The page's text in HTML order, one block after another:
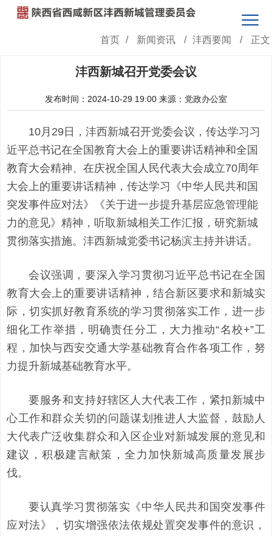
首页 / 新闻资讯 / 沣西要闻 / 正文
沣西新城召开党委会议
发布时间：2024-10-29 19:00 来源：党政办公室
10月29日，沣西新城召开党委会议，传达学习习
近平总书记在全国教育大会上的重要讲话精神和全国
教育大会精神、在庆祝全国人民代表大会成立70周年
大会上的重要讲话精神，传达学习《中华人民共和国
突发事件应对法》《关于进一步提升基层应急管理能
力的意见》精神，听取新城相关工作汇报，研究新城
贯彻落实措施。沣西新城党委书记杨滨主持并讲话。
会议强调， 要深入学习贯彻习近平总书记在全国
教育大会上的重要讲话精神，结合新区要求和新城实
际，切实抓好教育系统的学习贯彻落实工作，进一步
细化工作举措，明确责任分工，大力推动“名校+”工
程，加快与西安交通大学基础教育合作各项工作，努
力提升新城基础教育水平。
要服务和支持好辖区人大代表工作，紧扣新城中
心工作和群众关切的问题谋划推进人大监督，鼓励人
大代表广泛收集群众和入区企业对新城发展的意见和
建议，积极建言献策，全力加快新城高质量发展步
伐。
要认真学习贯彻落实《中华人民共和国突发事件
应对法》，切实增强依法依规处置突发事件的意识，